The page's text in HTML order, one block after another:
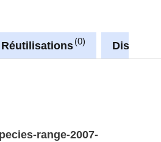
Réutilisations 0
range-2007-